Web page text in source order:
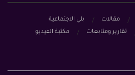
مقالات
بلي الاجتماعية
تقارير ومتابعات مكتبة الفيديو